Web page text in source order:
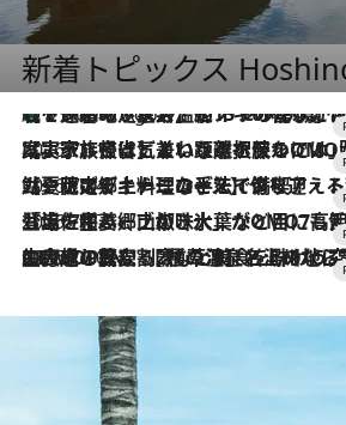
新着トピックス
9 Hours Ago
【トンボの足水浴】ヒノキの香りに包まれて涼感マックス！約13℃の湧水かけ流しを避暑地「星野温泉 トンボの湯」で体験
2026.7.31
【ホテル帰省】という選択肢をOMOが提案。家族とほどよい距離を保つには「昼は実家、夜は気兼ねなくホテルで！
2026.7.24
【夏限定ディナーコース】旬を迎える稚鮎や花ズッキーニなどをイタリア・トスカーナの郷土料理の手法で満喫！
2026.7.17
「土佐和ハーブかき氷」がOMO7高知に登場！生姜、山椒、大葉など目にも舌にも涼を呼ぶ郷土の味
2026.7.10
NEW OPEN！【界 草津】名湯の地に誕生。趣の異なる2種の温泉と上州ならではの会席・蕎麦割烹など美食を味わう究極の癒やし旅